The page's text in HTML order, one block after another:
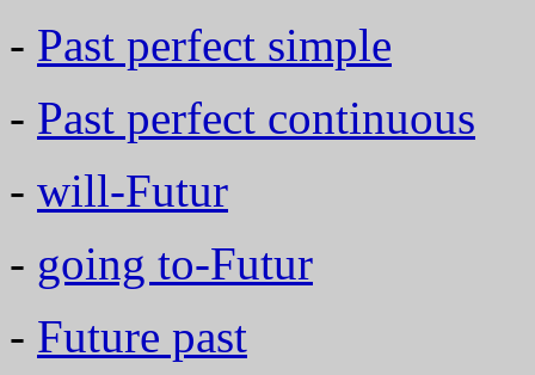
- Past perfect simple
- Past perfect continuous
- will-Futur
- going to-Futur
- Future past